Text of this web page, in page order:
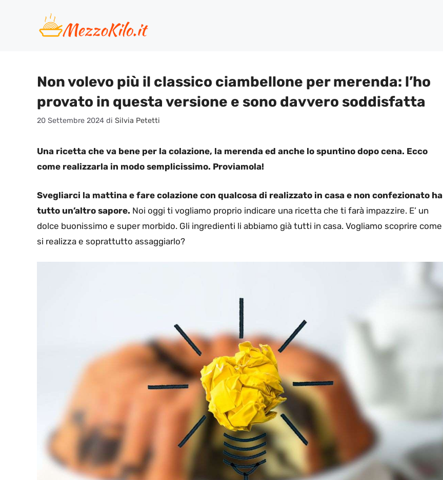
contenuto
Non volevo più il classico ciambellone per merenda: l’ho
provato in questa versione e sono davvero soddisfatta
20 Settembre 2024 di Silvia Petetti
Una ricetta che va bene per la colazione, la merenda ed anche lo spuntino dopo cena. Ecco
come realizzarla in modo semplicissimo. Proviamola!
Svegliarci la mattina e fare colazione con qualcosa di realizzato in casa e non confezionato ha
tutto un’altro sapore. Noi oggi ti vogliamo proprio indicare una ricetta che ti farà impazzire. E’ un
dolce buonissimo e super morbido. Gli ingredienti li abbiamo già tutti in casa. Vogliamo scoprire come
si realizza e soprattutto assaggiarlo?